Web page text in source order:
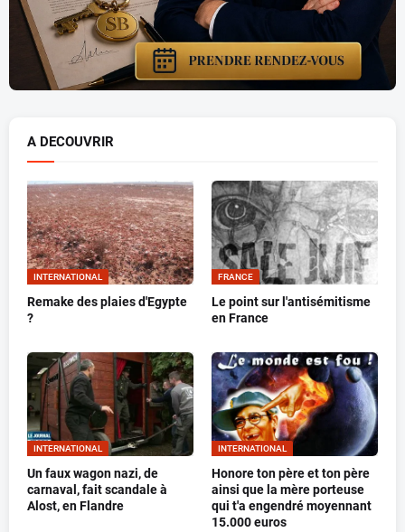
A DECOUVRIR
INTERNATIONAL
Remake des plaies d'Egypte
?
FRANCE
Le point sur l'antisémitisme
en France
INTERNATIONAL
Un faux wagon nazi, de
carnaval, fait scandale à
Alost, en Flandre
INTERNATIONAL
Honore ton père et ton père
ainsi que la mère porteuse
qui t'a engendré moyennant
15.000 euros